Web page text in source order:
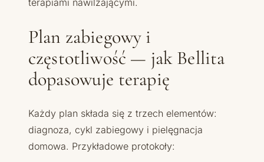
terapiami nawilżającymi.
Plan zabiegowy i
częstotliwość — jak Bellita
dopasowuje terapię
Każdy plan składa się z trzech elementów:
diagnoza, cykl zabiegowy i pielęgnacja
domowa. Przykładowe protokoły: